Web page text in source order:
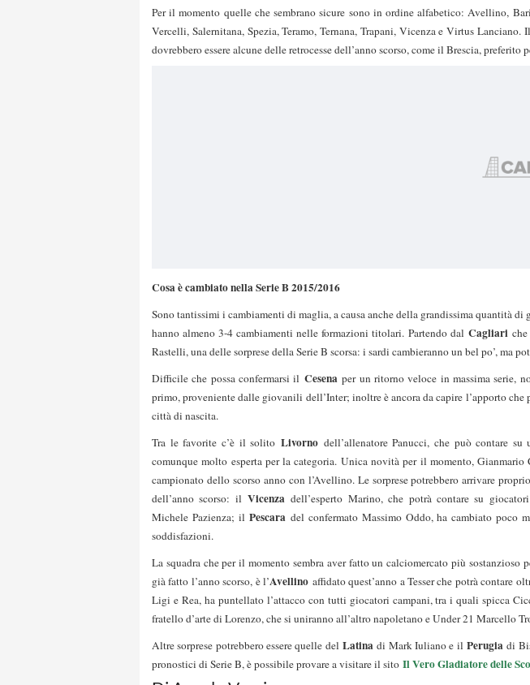
Per il momento quelle che sembrano sicure sono in ordine alfabetico: Avellino,
Vercelli, Salernitana, Spezia, Teramo, Ternana, Trapani, Vicenza e Virtus
dovrebbero essere alcune delle retrocesse dell’anno scorso, come il Brescia, preferito
Cosa è cambiato nella Serie B 2015/2016
Sono tantissimi i cambiamenti di maglia, a causa anche della grandissima quantità
hanno almeno 3-4 cambiamenti nelle formazioni titolari. Partendo dal Cagliari
Rastelli, una delle sorprese della Serie B scorsa: i sardi cambieranno un bel po’, ma
Difficile che possa confermarsi il Cesena per un ritorno veloce in massima serie,
primo, proveniente dalle giovanili dell’Inter; inoltre è ancora da capire l’apporto
città di nascita.
Tra le favorite c’è il solito Livorno dell’allenatore Panucci, che può contare
comunque molto esperta per la categoria. Unica novità per il momento,
campionato dello scorso anno con l’Avellino. Le sorprese potrebbero arrivare
dell’anno scorso: il Vicenza dell’esperto Marino, che potrà contare su
Michele Pazienza; il Pescara del confermato Massimo Oddo, ha cambiato poco
soddisfazioni.
La squadra che per il momento sembra aver fatto un calciomercato più sostanzioso
già fatto l’anno scorso, è l’Avellino affidato quest’anno a Tesser che potrà contare
Ligi e Rea, ha puntellato l’attacco con tutti giocatori campani, tra i quali spicca
fratello d’arte di Lorenzo, che si uniranno all’altro napoletano e Under 21 Marcello
Altre sorprese potrebbero essere quelle del Latina di Mark Iuliano e il Perugia di
pronostici di Serie B, è possibile provare a visitare il sito Il Vero Gladiatore delle